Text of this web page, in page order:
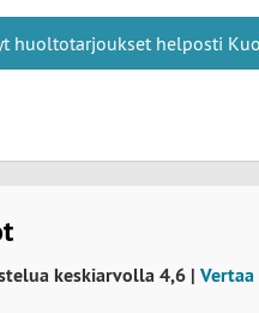
huoltotarjoukset helposti
tarjoukset mahdollisimman